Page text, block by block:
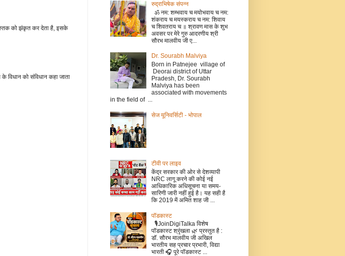
मस्तक को झंकृत कर देता है, इसके
विधान को संविधान कहा जाता
रुद्राभिषेक संपन्न
ॐ नम: शम्भवाय च मयोभवाय च नम:
शंकराय च मयस्कराय च नम: शिवाय
च शिवतराय च ॥ श्रावण मास के शुभ
अवसर पर मेरे गुरु आदरणीय श्री
सौरभ मालवीय जी ए...
Dr. Sourabh Malviya
Born in Patnejee village of
Deorai district of Uttar
Pradesh, Dr. Sourabh
Malviya has been
associated with movements
in the field of ...
सेज यूनिवर्सिटी - भोपाल
टीवी पर लाइव
केंद्र सरकार की ओर से देशव्यापी
NRC लागू करने की कोई नई
आधिकारिक अधिसूचना या समय-
सारिणी जारी नहीं हुई है। यह सही है
कि 2019 में अमित शाह जी ...
पॉडकास्ट
🎙️JoinDigiTalka विशेष
पॉडकास्ट श्रृंखला 🌿 प्रस्तुत है :
डॉ. सौरभ मालवीय जी अखिल
भारतीय सह प्रचार प्रभारी, विद्या
भारती 🎧 पूरे पॉडकास्ट ...